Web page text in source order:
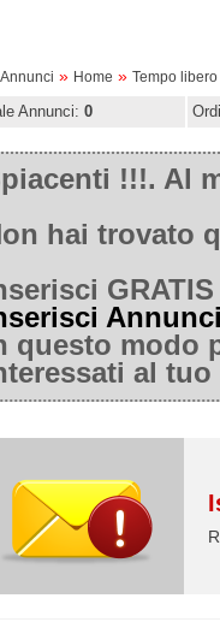
» Home » Tempo libero
Annunci: 0
!!!. Al
hai trovato
questo modo
al